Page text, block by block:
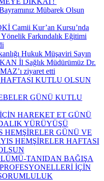
Mübarek Olsun
Camii Kur’an Kursu’nda
Farkındalık Eğitimi
Hukuk Müşaviri Sayın
İl Sağlık Müdürümüz Dr.
ziyaret etti
KUTLU OLSUN
GÜNÜ KUTLU
HAREKET ET GÜNÜ
YÜRÜYÜŞÜ
HEMŞİRELER GÜNÜ VE
HEMŞİRELER HAFTASI
TANIDAN BAĞIŞA
İÇİN